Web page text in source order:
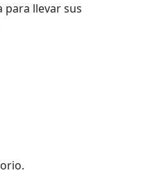
para llevar sus